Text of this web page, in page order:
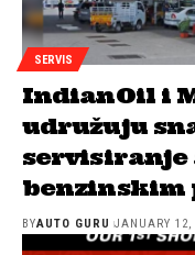
SERVIS
IndianOil i
udružuju
servisiranje
benzinskim
BYAUTO GURU JANUARY 12,